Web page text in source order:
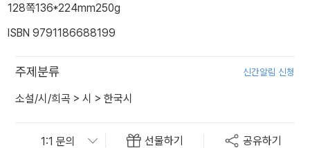
128쪽136*224mm250g
ISBN 9791186688199
주제분류 신간알림 신청
소설/시/희곡 > 시 > 한국시
선물하기 공유하기